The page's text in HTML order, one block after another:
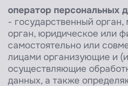
оператор персональных
- государственный
орган, юридическое или
самостоятельно или
лицами организующие и
осуществляющие
данных, а также